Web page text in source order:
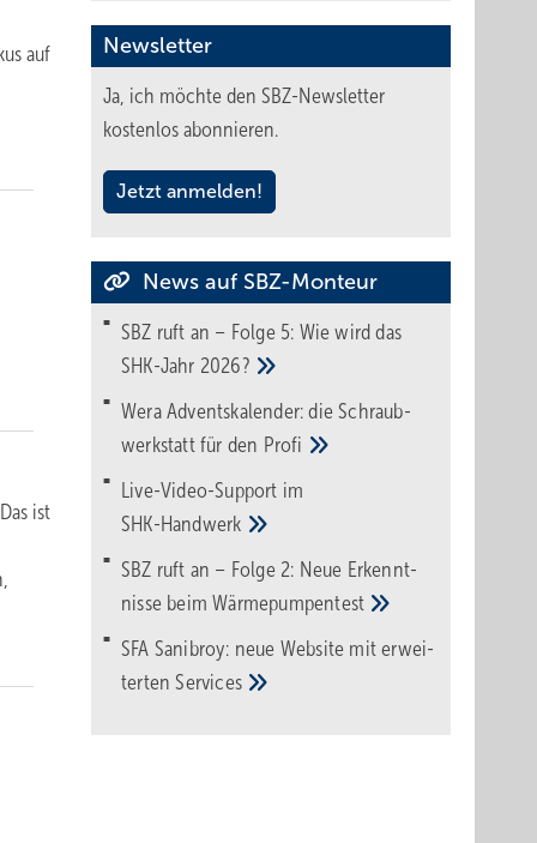
auf
ist
Newsletter
Ja, ich möchte den SBZ-Newsletter
kostenlos abonnieren.
Jetzt anmelden!
News auf SBZ-Monteur
SBZ ruft an – Folge 5: Wie wird das
SHK-Jahr 2026?
Wera Adventskalender: die Schraub­
werk­statt für den Pro­fi
Live-Video-Support im
SHK-Handwerk
SBZ ruft an – Folge 2: Neue Erkennt­
nisse beimWärme­pumpen­test
SFA Sanibroy: neue Web­site mit erwei­
tertenServices